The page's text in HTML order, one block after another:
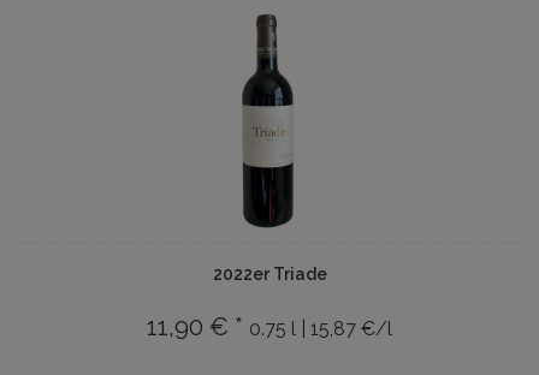
2022er Triade
11,90 € * 0.75 l | 15,87 €/l